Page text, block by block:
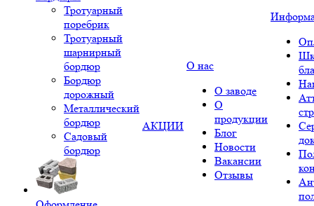
Тротуарный
поребрик
Тротуарный
шарнирный
бордюр
Бордюр
дорожный
Металлический
бордюр
Садовый
бордюр
АКЦИИ
О нас
О заводе
О
продукции
Блог
Новости
Вакансии
Отзывы